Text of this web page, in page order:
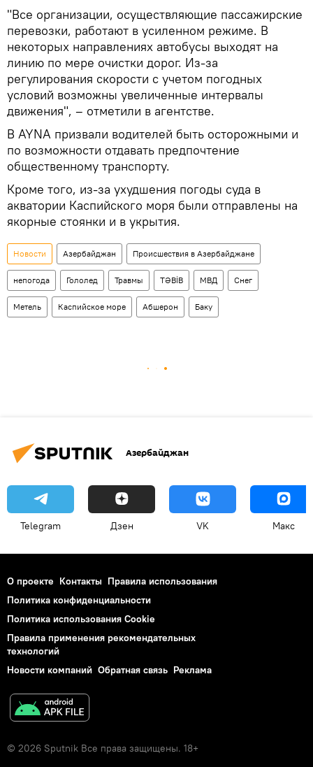
"Все организации, осуществляющие пассажирские
перевозки, работают в усиленном режиме. В
некоторых направлениях автобусы выходят на
линию по мере очистки дорог. Из-за
регулирования скорости с учетом погодных
условий возможны увеличенные интервалы
движения", – отметили в агентстве.
В AYNA призвали водителей быть осторожными и
по возможности отдавать предпочтение
общественному транспорту.
Кроме того, из-за ухудшения погоды суда в
акватории Каспийского моря были отправлены на
якорные стоянки и в укрытия.
Новости Азербайджан Происшествия в Азербайджане
непогода Гололед Травмы TƏBİB МВД Снег
Метель Каспийское море Абшерон Баку
Азербайджан
Telegram Дзен VK Макс
О проекте Контакты Правила использования
Политика конфиденциальности
Политика использования Cookie
Правила применения рекомендательных
технологий
Новости компаний Обратная связь Реклама
© 2026 Sputnik Все права защищены. 18+